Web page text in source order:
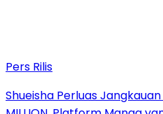
Pers Rilis
Shueisha Perluas